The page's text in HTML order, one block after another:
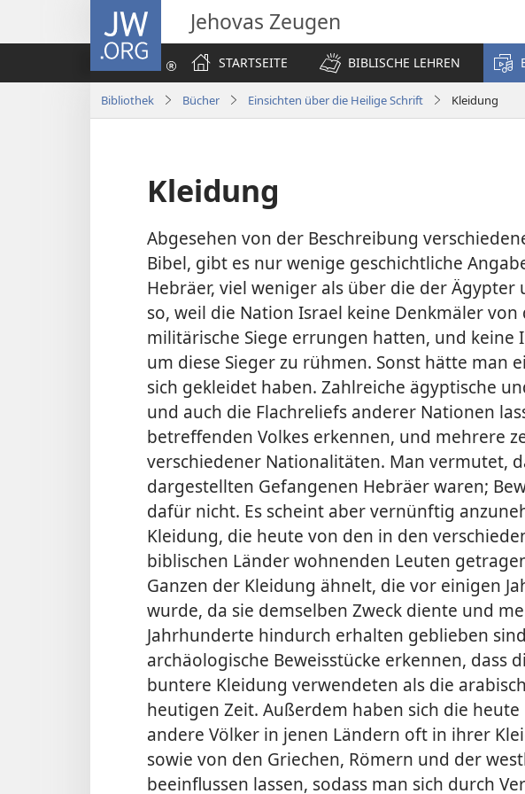
JW.ORG Jehovas Zeugen
STARTSEITE
BIBLISCHE LEHREN
Bibliothek Bücher Einsichten über die Heilige Schrift Kleidung
Kleidung
Abgesehen von der Beschreibung
Bibel, gibt es nur wenige geschichtliche
Hebräer, viel weniger als über die der Ägypter
so, weil die Nation Israel keine Denkmäler
militärische Siege errungen hatten, und
um diese Sieger zu rühmen. Sonst hätte man
sich gekleidet haben. Zahlreiche ägyptische
und auch die Flachreliefs anderer Nationen
betreffenden Volkes erkennen, und mehrere
verschiedener Nationalitäten. Man vermutet,
dargestellten Gefangenen Hebräer waren;
dafür nicht. Es scheint aber vernünftig
Kleidung, die heute von den in den
biblischen Länder wohnenden Leuten
Ganzen der Kleidung ähnelt, die vor einigen
wurde, da sie demselben Zweck diente und
Jahrhunderte hindurch erhalten geblieben
archäologische Beweisstücke erkennen, dass
buntere Kleidung verwendeten als die
heutigen Zeit. Außerdem haben sich die heute
andere Völker in jenen Ländern oft in ihrer
sowie von den Griechen, Römern und der
beeinflussen lassen, sodass man sich durch